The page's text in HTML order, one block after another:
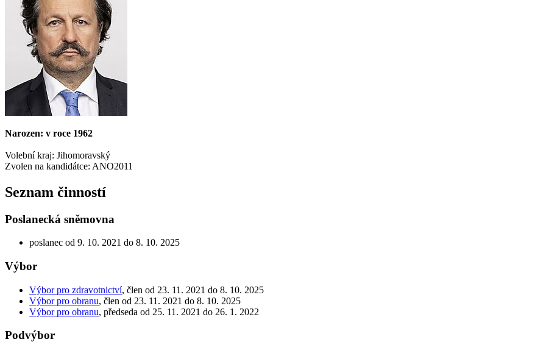
Narozen: v roce 1962
Volební kraj: Jihomoravský
Zvolen na kandidátce: ANO2011
Seznam činností
Poslanecká sněmovna
poslanec od 9. 10. 2021 do 8. 10. 2025
Výbor
Výbor pro zdravotnictví, člen od 23. 11. 2021 do 8. 10. 2025
Výbor pro obranu, člen od 23. 11. 2021 do 8. 10. 2025
Výbor pro obranu, předseda od 25. 11. 2021 do 26. 1. 2022
Podvýbor